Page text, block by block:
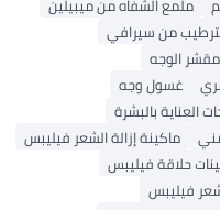
ملمع الشفاه من ميبيلين
من سيرافي
مقشر الوجه
غسول وجه
العناية بالبشرة
ماكينة إزالة الشعر فيليبس
حلاقة فيليبس
فيليبس